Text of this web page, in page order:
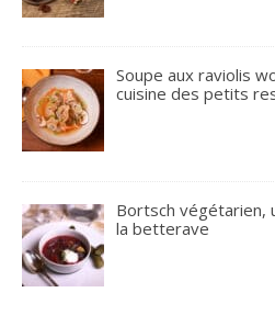
Soupe aux raviolis
cuisine des petits
Bortsch végétarien,
la betterave